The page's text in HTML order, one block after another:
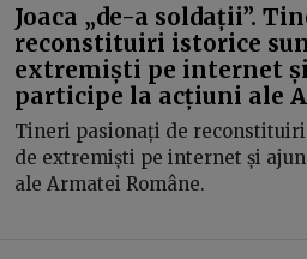
Joaca „de-a soldații”.
reconstituiri istorice
extremiști pe internet
participe la acțiuni ale
Tineri pasionați de
de extremiști pe internet și
ale Armatei Române.